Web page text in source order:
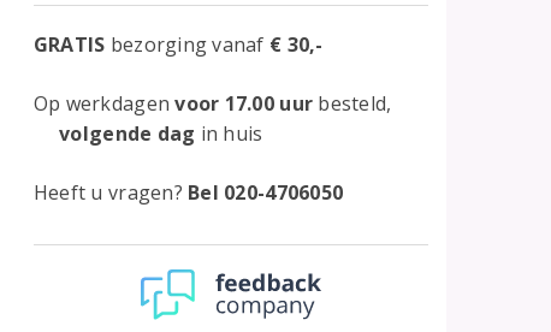
GRATIS bezorging vanaf € 30,-
Op werkdagenvoor 17.00 uur besteld,
volgende dag in huis
Heeft u vragen? Bel 020-4706050